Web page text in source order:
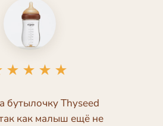
бутылочку Thyseed
как малыш ещё не